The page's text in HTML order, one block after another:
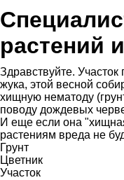
растений
Здравствуйте.
жука, этой весной
хищную нематоду
поводу дождевых
И еще если она
растениям вреда не
Грунт
Цветник
Участок